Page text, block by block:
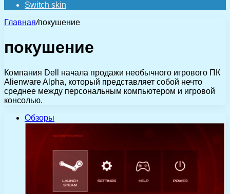
Switch skin
Главная/покушение
покушение
Компания Dell начала продажи необычного игрового ПК
Alienware Alpha, который представляет собой нечто
среднее между персональным компьютером и игровой
консолью.
Обзоры